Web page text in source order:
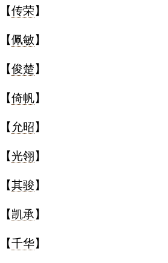
传荣】
佩敏】
俊楚】
倚帆】
允昭】
光翎】
其骏】
凯承】
千华】